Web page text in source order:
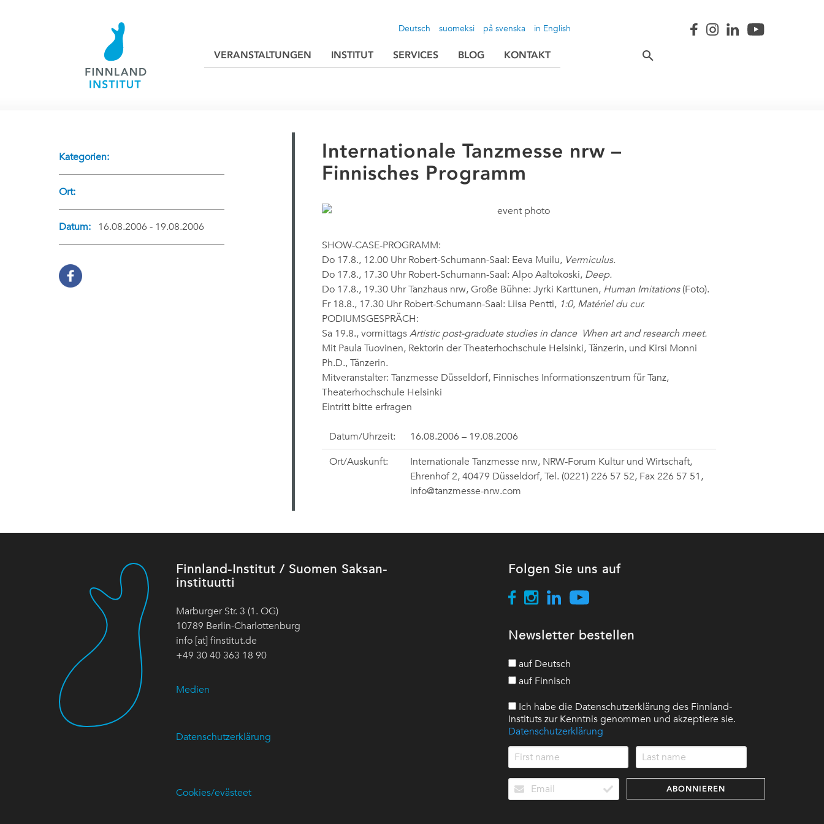
suomeksi
Deutsch på svenska in English
VERANSTALTUNGEN INSTITUT SERVICES BLOG KONTAKT
Kategorien:
Ort:
Datum: 16.08.2006 - 19.08.2006
Internationale Tanzmesse nrw –
Finnisches Programm
SHOW-CASE-PROGRAMM:
Do 17.8., 12.00 Uhr Robert-Schumann-Saal: Eeva Muilu, Vermiculus.
Do 17.8., 17.30 Uhr Robert-Schumann-Saal: Alpo Aaltokoski, Deep.
Do 17.8., 19.30 Uhr Tanzhaus nrw, Große Bühne: Jyrki Karttunen, Human Imitations(Foto).
Fr 18.8., 17.30 Uhr Robert-Schumann-Saal: Liisa Pentti, 1:0, Matériel du cur.
PODIUMSGESPRÄCH:
Sa 19.8., vormittags Artistic post-graduate studies in dance When art and research meet.
Mit Paula Tuovinen, Rektorin der Theaterhochschule Helsinki, Tänzerin, und Kirsi Monni
Ph.D., Tänzerin.
Mitveranstalter: Tanzmesse Düsseldorf, Finnisches Informationszentrum für Tanz,
Theaterhochschule Helsinki
Eintritt bitte erfragen
Datum/Uhrzeit: 16.08.2006 – 19.08.2006
Ort/Auskunft:
Internationale Tanzmesse nrw, NRW-Forum Kultur und Wirtschaft,
Ehrenhof 2, 40479 Düsseldorf, Tel. (0221) 226 57 52, Fax 226 57 51,
info@tanzmesse-nrw.com
Finnland-Institut / Suomen Saksan-
instituutti
Marburger Str. 3 (1. OG)
10789 Berlin-Charlottenburg
info [at] finstitut.de
+49 30 40 363 18 90
Medien
Datenschutzerklärung
Cookies/evästeet
Folgen Sie uns auf
Newsletter bestellen
auf Deutsch
auf Finnisch
Ich habe die Datenschutzerklärung des Finnland-
Instituts zur Kenntnis genommen und akzeptiere sie.
Datenschutzerklärung
ABONNIEREN